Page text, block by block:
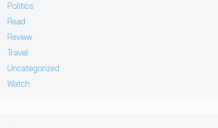
Politics
Read
Review
Travel
Uncategorized
Watch